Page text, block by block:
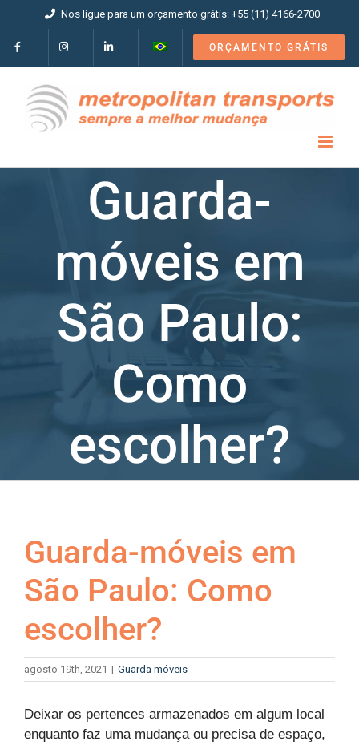
conteúdo
Nos ligue para um orçamento grátis: +55 (11) 4166-2700
ORÇAMENTO GRÁTIS
Guarda-
móveis em
São Paulo:
Como
escolher?
imagem
maior
Guarda-móveis em
São Paulo: Como
escolher?
agosto 19th, 2021 | Guarda móveis
Deixar os pertences armazenados em algum local
enquanto faz uma mudança ou precisa de espaço,